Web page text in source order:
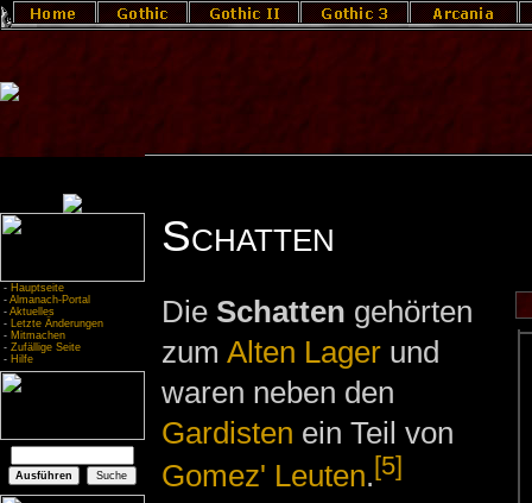
- Hauptseite
- Almanach-Portal
- Aktuelles
- Letzte Änderungen
- Mitmachen
- Zufällige Seite
- Hilfe
Schatten
Die Schatten gehörten
zum Alten Lagerund
waren neben den
Gardisten ein Teil von
Gomez' Leuten. [5]